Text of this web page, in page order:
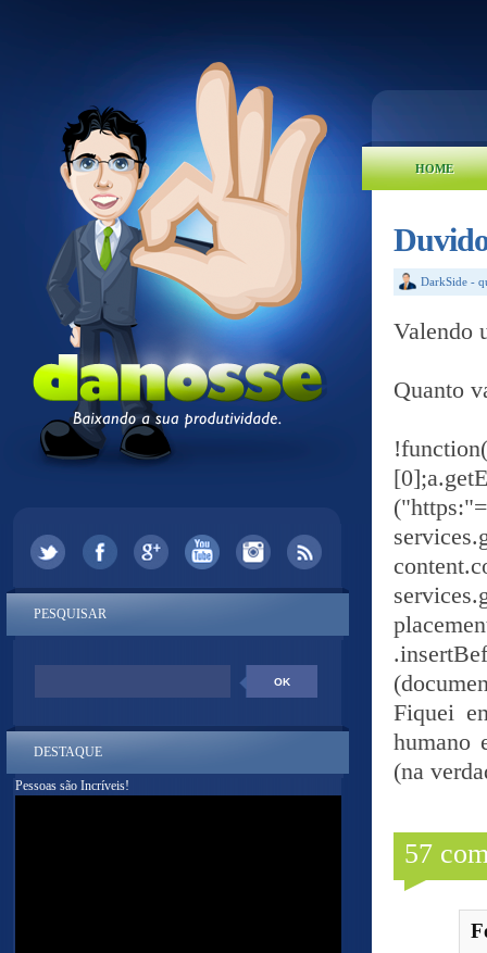
HOME
DarkSide -
Valendo
Quanto
Fiquei
humano
(na
57
PESQUISAR
DESTAQUE
Pessoas são Incríveis!